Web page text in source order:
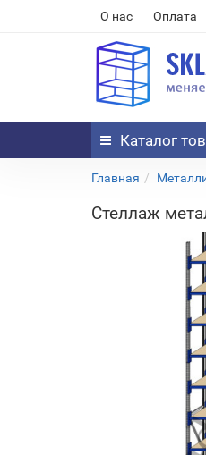
О нас Оплата
Каталог
Главная
Стеллаж